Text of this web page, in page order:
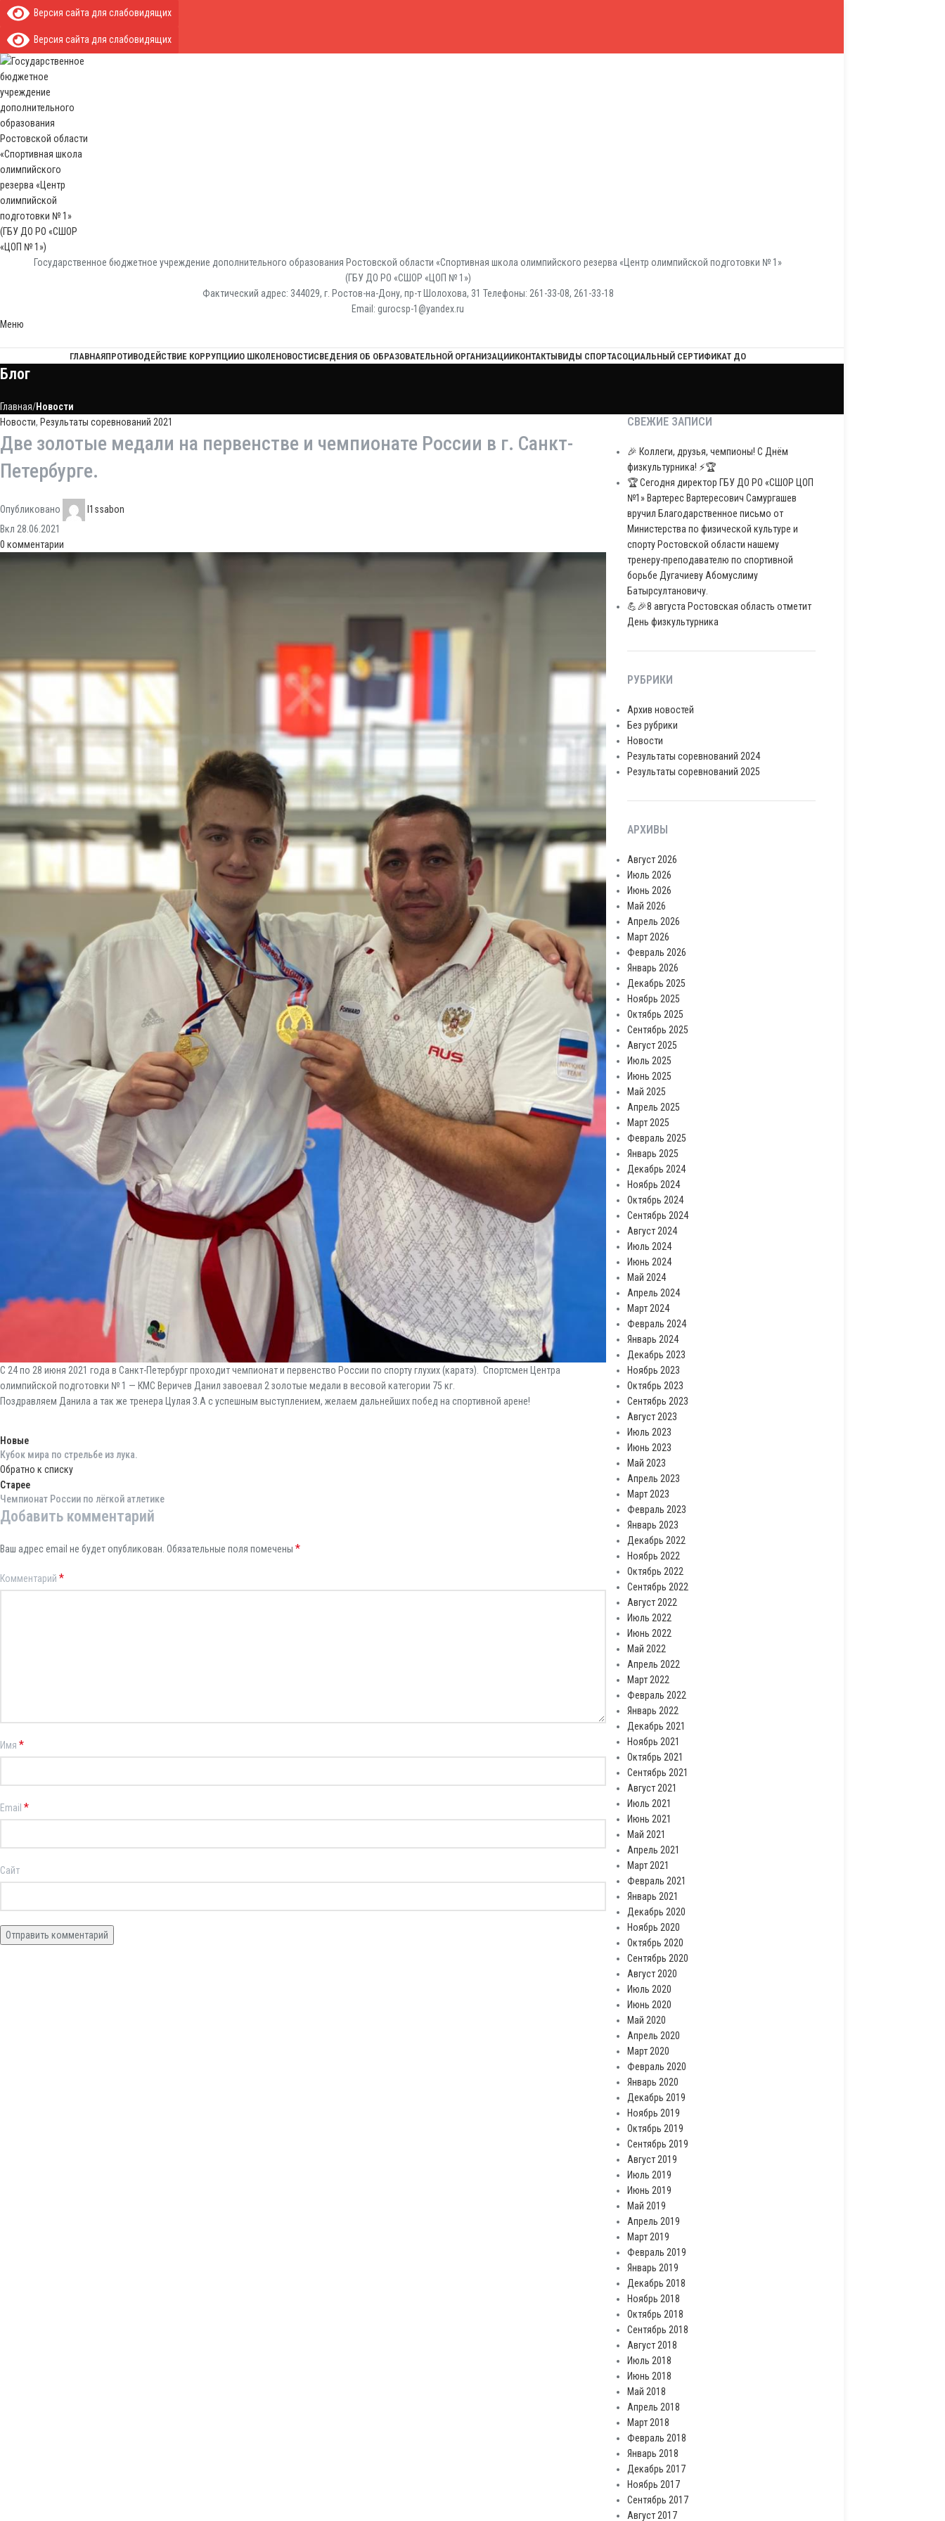
Версия сайта для слабовидящих
Версия сайта для слабовидящих
Государственное бюджетное учреждение дополнительного образования Ростовской области «Спортивная школа олимпийского резерва «Центр олимпийской подготовки № 1»
(ГБУ ДО РО «СШОР «ЦОП № 1»)
Фактический адрес: 344029, г. Ростов-на-Дону, пр-т Шолохова, 31 Телефоны: 261-33-08, 261-33-18
Email: gurocsp-1@yandex.ru
Меню
ГЛАВНАЯПРОТИВОДЕЙСТВИЕ КОРРУПЦИИО ШКОЛЕНОВОСТИСВЕДЕНИЯ ОБ ОБРАЗОВАТЕЛЬНОЙ ОРГАНИЗАЦИИКОНТАКТЫВИДЫ СПОРТАСОЦИАЛЬНЫЙ СЕРТИФИКАТ ДО
Блог
Главная Новости
Новости, Результаты соревнований 2021
Две золотые медали на первенстве и чемпионате России в г. Санкт-
Петербурге.
Опубликовано
l1ssabon
Вкл 28.06.2021
0 комментарии
С 24 по 28 июня 2021 года в Санкт-Петербург проходит чемпионат и первенство России по спорту глухих (каратэ). Спортсмен Центра
олимпийской подготовки № 1 — КМС Веричев Данил завоевал 2 золотые медали в весовой категории 75 кг.
Поздравляем Данила а так же тренера Цулая З.А с успешным выступлением, желаем дальнейших побед на спортивной арене!
Новые
Кубок мира по стрельбе из лука.
Обратно к списку
Старее
Чемпионат России по лёгкой атлетике
Добавить комментарий
Ваш адрес email не будет опубликован. Обязательные поля помечены *
Комментарий *
Имя *
Email *
Сайт
СВЕЖИЕ ЗАПИСИ
🎉 Коллеги, друзья, чемпионы! С Днём
физкультурника! ⚡️🏆
🏆 Сегодня директор ГБУ ДО РО «СШОР ЦОП
№1» Вартерес Вартересович Самургашев
вручил Благодарственное письмо от
Министерства по физической культуре и
спорту Ростовской области нашему
тренеру-преподавателю по спортивной
борьбе Дугачиеву Абомуслиму
Батырсултановичу.
💪🎉8 августа Ростовская область отметит
День физкультурника
РУБРИКИ
Архив новостей
Без рубрики
Новости
Результаты соревнований 2024
Результаты соревнований 2025
АРХИВЫ
Август 2026
Июль 2026
Июнь 2026
Май 2026
Апрель 2026
Март 2026
Февраль 2026
Январь 2026
Декабрь 2025
Ноябрь 2025
Октябрь 2025
Сентябрь 2025
Август 2025
Июль 2025
Июнь 2025
Май 2025
Апрель 2025
Март 2025
Февраль 2025
Январь 2025
Декабрь 2024
Ноябрь 2024
Октябрь 2024
Сентябрь 2024
Август 2024
Июль 2024
Июнь 2024
Май 2024
Апрель 2024
Март 2024
Февраль 2024
Январь 2024
Декабрь 2023
Ноябрь 2023
Октябрь 2023
Сентябрь 2023
Август 2023
Июль 2023
Июнь 2023
Май 2023
Апрель 2023
Март 2023
Февраль 2023
Январь 2023
Декабрь 2022
Ноябрь 2022
Октябрь 2022
Сентябрь 2022
Август 2022
Июль 2022
Июнь 2022
Май 2022
Апрель 2022
Март 2022
Февраль 2022
Январь 2022
Декабрь 2021
Ноябрь 2021
Октябрь 2021
Сентябрь 2021
Август 2021
Июль 2021
Июнь 2021
Май 2021
Апрель 2021
Март 2021
Февраль 2021
Январь 2021
Декабрь 2020
Ноябрь 2020
Октябрь 2020
Сентябрь 2020
Август 2020
Июль 2020
Июнь 2020
Май 2020
Апрель 2020
Март 2020
Февраль 2020
Январь 2020
Декабрь 2019
Ноябрь 2019
Октябрь 2019
Сентябрь 2019
Август 2019
Июль 2019
Июнь 2019
Май 2019
Апрель 2019
Март 2019
Февраль 2019
Январь 2019
Декабрь 2018
Ноябрь 2018
Октябрь 2018
Сентябрь 2018
Август 2018
Июль 2018
Июнь 2018
Май 2018
Апрель 2018
Март 2018
Февраль 2018
Январь 2018
Декабрь 2017
Ноябрь 2017
Сентябрь 2017
Август 2017